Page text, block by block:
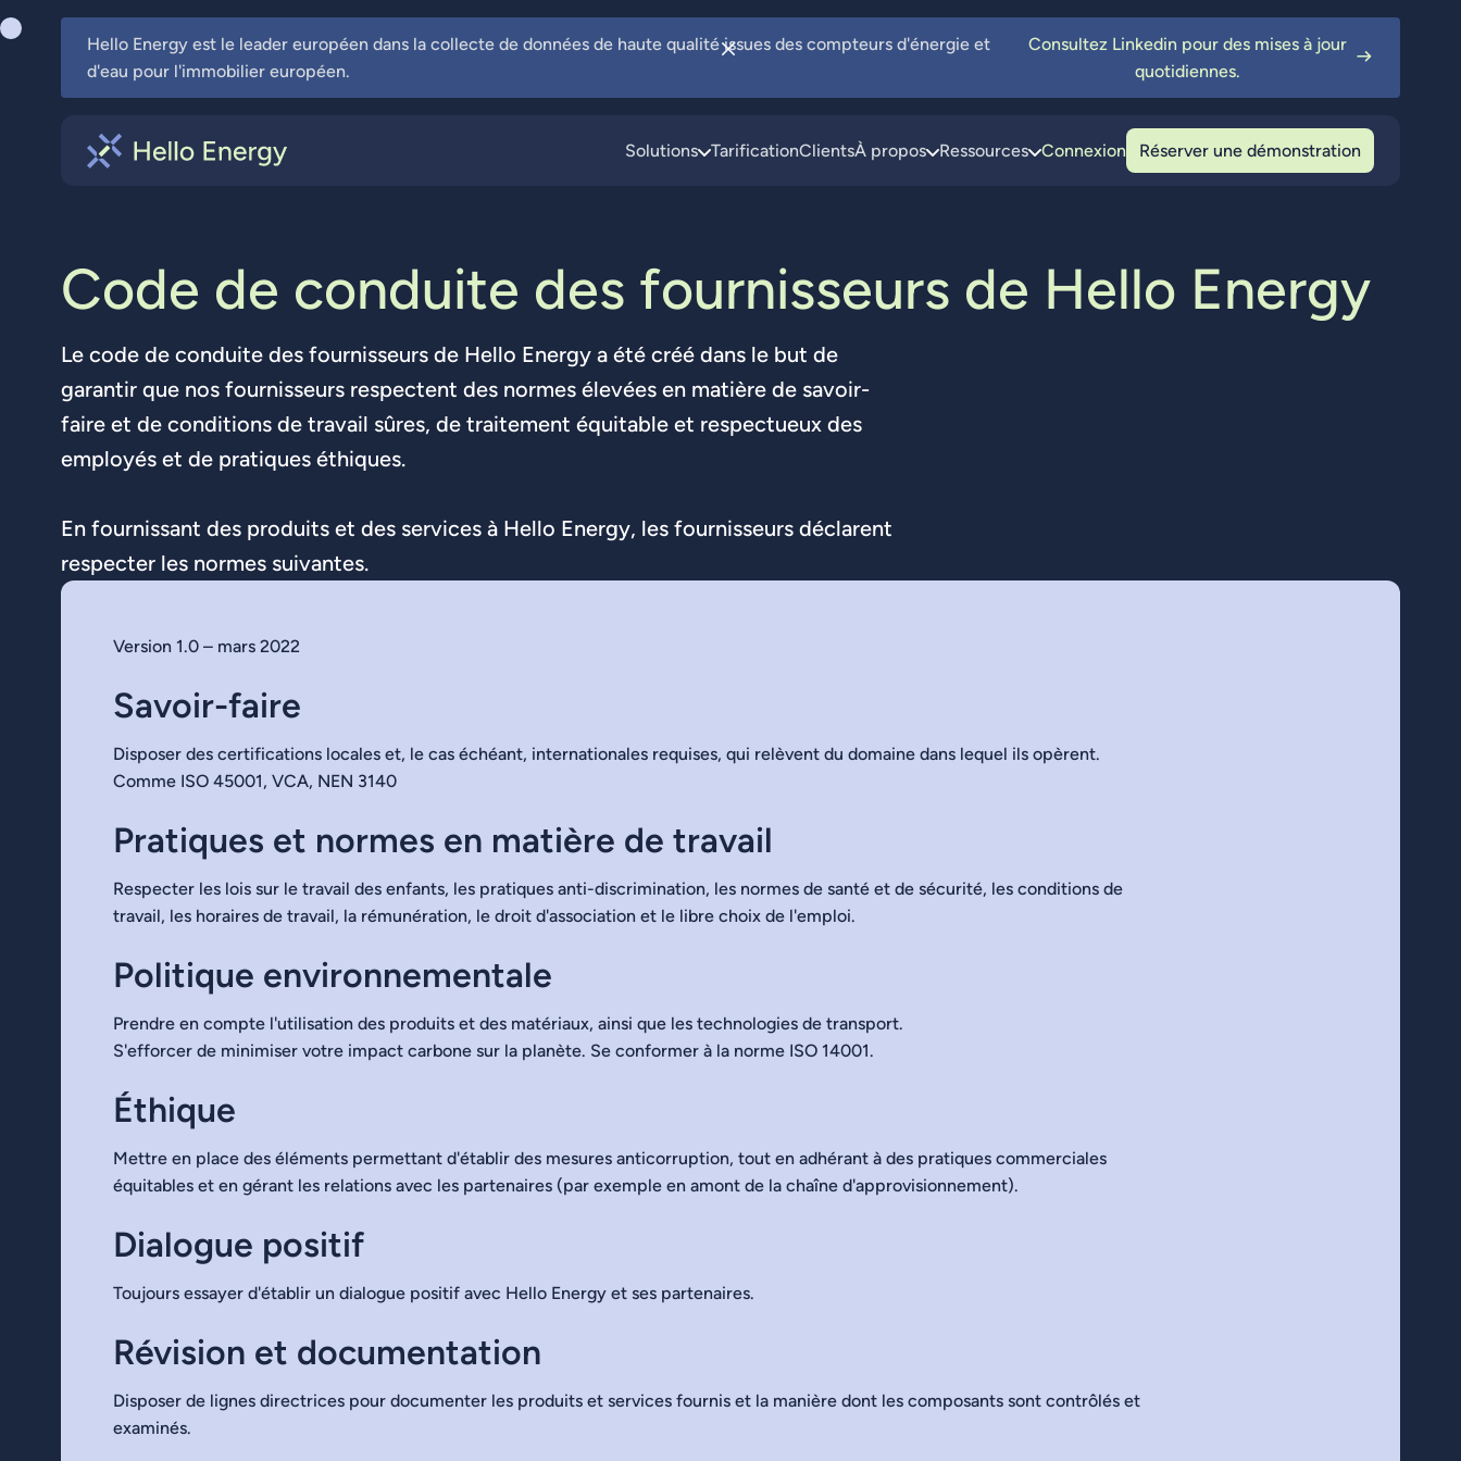
Hello Energy est le leader européen dans la collecte de données de haute qualité issues des compteurs d'énergie et
d'eau pour l'immobilier européen.
Consultez Linkedin pour des mises à jour
quotidiennes.
Solutions TarificationClientsÀ propos Ressources Connexion Réserver une démonstration
Code de conduite des fournisseurs de Hello Energy
Le code de conduite des fournisseurs de Hello Energy a été créé dans le but de
garantir que nos fournisseurs respectent des normes élevées en matière de savoir-
faire et de conditions de travail sûres, de traitement équitable et respectueux des
employés et de pratiques éthiques.
En fournissant des produits et des services à Hello Energy, les fournisseurs déclarent
respecter les normes suivantes.
Version 1.0 – mars 2022
Savoir-faire
Disposer des certifications locales et, le cas échéant, internationales requises, qui relèvent du domaine dans lequel ils opèrent.
Comme ISO 45001, VCA, NEN 3140
Pratiques et normes en matière de travail
Respecter les lois sur le travail des enfants, les pratiques anti-discrimination, les normes de santé et de sécurité, les conditions de
travail, les horaires de travail, la rémunération, le droit d'association et le libre choix de l'emploi.
Politique environnementale
Prendre en compte l'utilisation des produits et des matériaux, ainsi que les technologies de transport.
S'efforcer de minimiser votre impact carbone sur la planète. Se conformer à la norme ISO 14001.
Éthique
Mettre en place des éléments permettant d'établir des mesures anticorruption, tout en adhérant à des pratiques commerciales
équitables et en gérant les relations avec les partenaires (par exemple en amont de la chaîne d'approvisionnement).
Dialogue positif
Toujours essayer d'établir un dialogue positif avec Hello Energy et ses partenaires.
Révision et documentation
Disposer de lignes directrices pour documenter les produits et services fournis et la manière dont les composants sont contrôlés et
examinés.